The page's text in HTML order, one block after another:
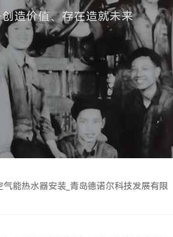
创造价值、存在造就未来
能热水器安装_青岛德诺尔科技发展有限